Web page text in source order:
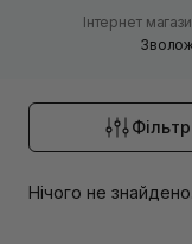
Інтернет
Фільтр
Нічого не знайдено.